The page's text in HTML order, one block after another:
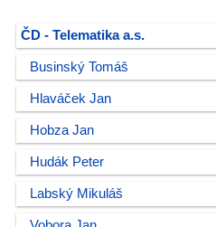
ČD - Telematika a.s.
Businský Tomáš
Hlaváček Jan
Hobza Jan
Hudák Peter
Labský Mikuláš